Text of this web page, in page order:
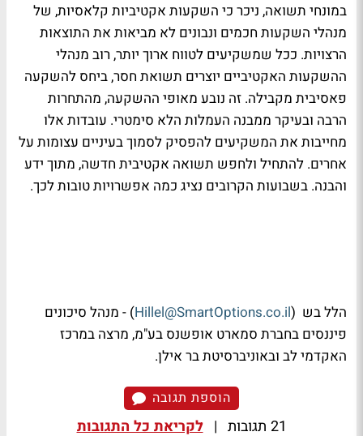
במונחי תשואה, ניכר כי השקעות אקטיביות קלאסיות, של
מנהלי השקעות חכמים ונבונים לא מביאות את התוצאות
הרצויות. ככל שמשקיעים לטווח ארוך יותר, רוב מנהלי
ההשקעות האקטיביים יוצרים תשואת חסר, ביחס להשקעה
פאסיבית מקבילה. זה נובע מאופי ההשקעה, מהתחרות
הרבה ובעיקר ממבנה העמלות הלא סימטרי. עובדות אלו
מחייבות את המשקיעים להפסיק לסמוך בעיניים עצומות על
אחרים. להתחיל ולחפש תשואה אקטיבית חדשה, מתוך ידע
והבנה. בשבועות הקרובים נציג כמה אפשרויות טובות לכך.
הלל בש (Hillel@SmartOptions.co.il) - מנהל סיכונים
פיננסים בחברת סמארט אופשנס בע"מ, מרצה במרכז
האקדמי לב ובאוניברסיטת בר אילן.
הוספת תגובה
21 תגובות | לקריאת כל התגובות